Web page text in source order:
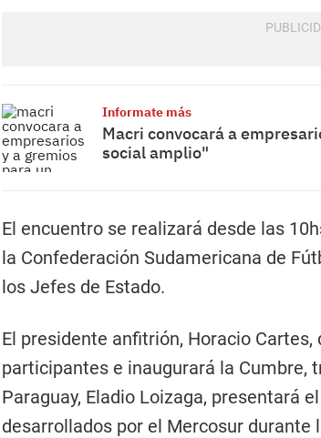
Informate más
Macri convocará a
social amplio"
El encuentro se realizará desde las
la Confederación Sudamericana de
los Jefes de Estado.
El presidente anfitrión, Horacio
participantes e inaugurará la Cumbre,
Paraguay, Eladio Loizaga, presentará
desarrollados por el Mercosur durante